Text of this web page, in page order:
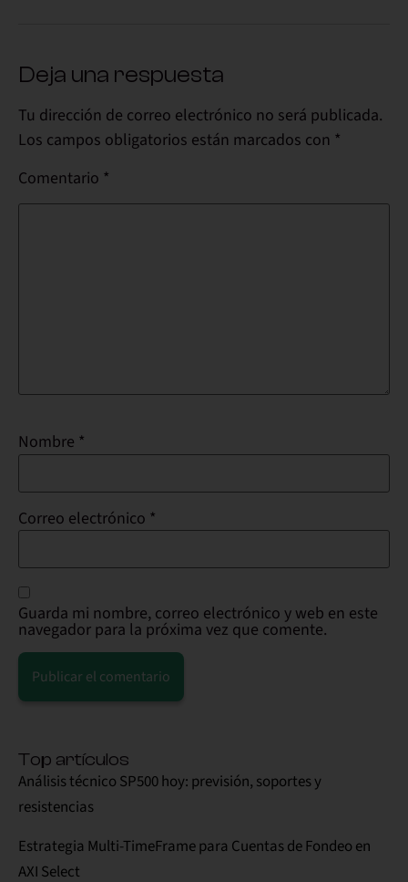
Deja una respuesta
Tu dirección de correo electrónico no será publicada.
Los campos obligatorios están marcados con *
Comentario *
Nombre *
Correo electrónico *
Guarda mi nombre, correo electrónico y web en este
navegador para la próxima vez que comente.
Top artículos
Análisis técnico SP500 hoy: previsión, soportes y
resistencias
Estrategia Multi-TimeFrame para Cuentas de Fondeo en
AXI Select